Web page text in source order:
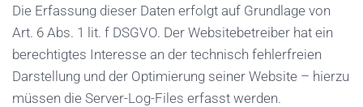
Die Erfassung dieser Daten erfolgt auf Grundlage von
Art. 6 Abs. 1 lit. f DSGVO. Der Websitebetreiber hat ein
berechtigtes Interesse an der technisch fehlerfreien
Darstellung und der Optimierung seiner Website – hierzu
müssen die Server-Log-Files erfasst werden.